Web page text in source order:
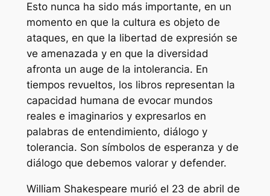
Esto nunca ha sido más importante, en un
momento en que la cultura es objeto de
ataques, en que la libertad de expresión se
ve amenazada y en que la diversidad
afronta un auge de la intolerancia. En
tiempos revueltos, los libros representan la
capacidad humana de evocar mundos
reales e imaginarios y expresarlos en
palabras de entendimiento, diálogo y
tolerancia. Son símbolos de esperanza y de
diálogo que debemos valorar y defender.
William Shakespeare murió el 23 de abril de